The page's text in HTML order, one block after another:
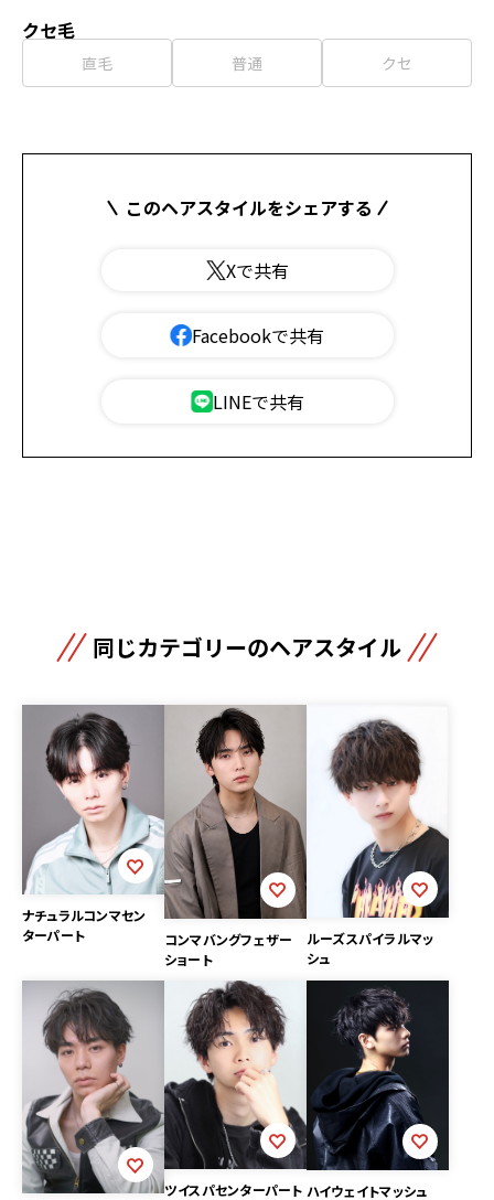
クセ毛
直毛 普通 クセ
このヘアスタイルをシェアする
Xで共有
Facebookで共有
LINEで共有
同じカテゴリーのヘアスタイル
ナチュラルコンマセン
ターパート
コンマバングフェザー
ショート
ルーズスパイラルマッ
シュ
ツイスパセンターパート ハイウェイトマッシュ